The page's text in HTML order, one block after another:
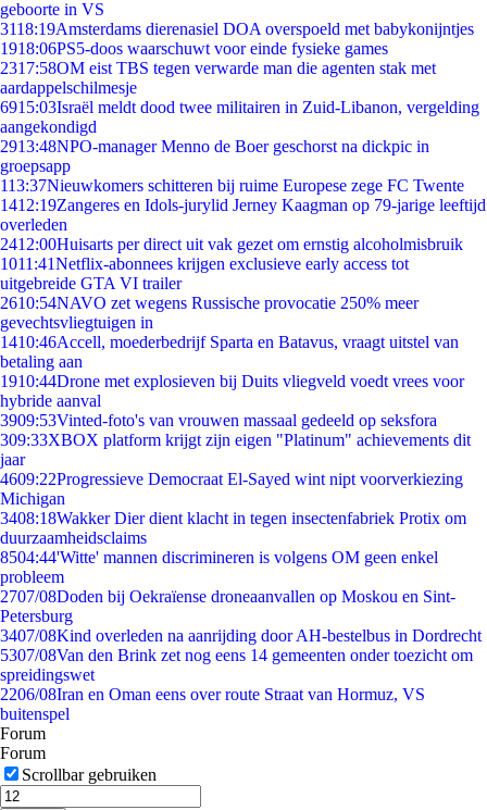
geboorte in VS
3118:19Amsterdams dierenasiel DOA overspoeld met babykonijntjes
1918:06PS5-doos waarschuwt voor einde fysieke games
2317:58OM eist TBS tegen verwarde man die agenten stak met
aardappelschilmesje
6915:03Israël meldt dood twee militairen in Zuid-Libanon, vergelding
aangekondigd
2913:48NPO-manager Menno de Boer geschorst na dickpic in
groepsapp
113:37Nieuwkomers schitteren bij ruime Europese zege FC Twente
1412:19Zangeres en Idols-jurylid Jerney Kaagman op 79-jarige leeftijd
overleden
2412:00Huisarts per direct uit vak gezet om ernstig alcoholmisbruik
1011:41Netflix-abonnees krijgen exclusieve early access tot
uitgebreide GTA VI trailer
2610:54NAVO zet wegens Russische provocatie 250% meer
gevechtsvliegtuigen in
1410:46Accell, moederbedrijf Sparta en Batavus, vraagt uitstel van
betaling aan
1910:44Drone met explosieven bij Duits vliegveld voedt vrees voor
hybride aanval
3909:53Vinted-foto's van vrouwen massaal gedeeld op seksfora
309:33XBOX platform krijgt zijn eigen "Platinum" achievements dit
jaar
4609:22Progressieve Democraat El-Sayed wint nipt voorverkiezing
Michigan
3408:18Wakker Dier dient klacht in tegen insectenfabriek Protix om
duurzaamheidsclaims
8504:44'Witte' mannen discrimineren is volgens OM geen enkel
probleem
2707/08Doden bij Oekraïense droneaanvallen op Moskou en Sint-
Petersburg
3407/08Kind overleden na aanrijding door AH-bestelbus in Dordrecht
5307/08Van den Brink zet nog eens 14 gemeenten onder toezicht om
spreidingswet
2206/08Iran en Oman eens over route Straat van Hormuz, VS
buitenspel
Forum
Forum
Scrollbar gebruiken